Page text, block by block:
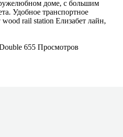
доме, с большим
Удобное транспортное
rail station Елизабет лайн,
655 Просмотров